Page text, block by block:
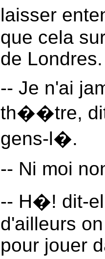
laisser
que cela
de Londres.
-- Je n'ai
th��tre,
gens-l�.
-- Ni moi
-- H�! dit-
d'ailleurs
pour jouer